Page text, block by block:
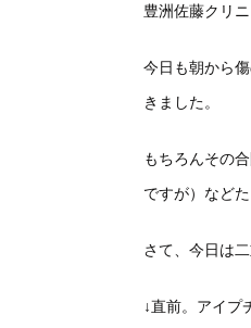
豊洲佐藤クリ
今日も朝から
きました。
もちろんその
ですが）など
さて、今日は
↓直前。アイプ